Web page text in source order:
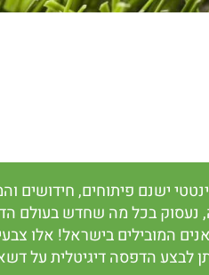
ישנם פיתוחים,
בכל מה שחדש בעולם
המובילים בישראל! אלו
לבצע הדפסה דיגיטלית על